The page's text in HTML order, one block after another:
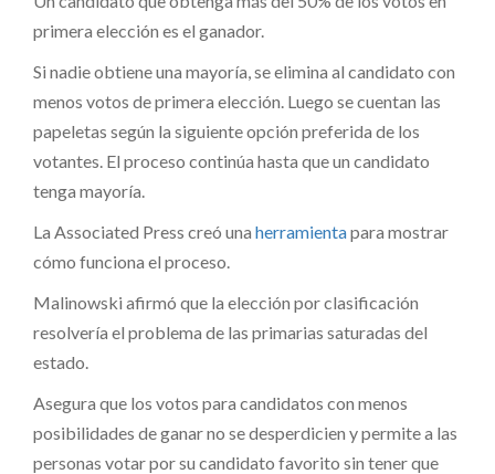
primera elección es el ganador.
Si nadie obtiene una mayoría, se elimina al candidato con
menos votos de primera elección. Luego se cuentan las
papeletas según la siguiente opción preferida de los
votantes. El proceso continúa hasta que un candidato
tenga mayoría.
La Associated Press creó una herramientapara mostrar
cómo funciona el proceso.
Malinowski afirmó que la elección por clasificación
resolvería el problema de las primarias saturadas del
estado.
Asegura que los votos para candidatos con menos
posibilidades de ganar no se desperdicien y permite a las
personas votar por su candidato favorito sin tener que